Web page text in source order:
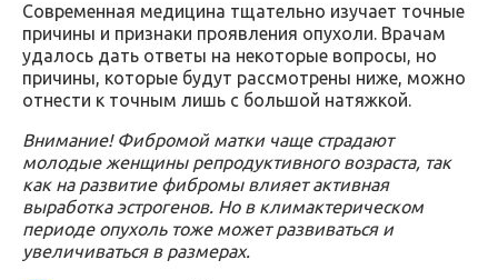
Современная медицина тщательно изучает точные
причины и признаки проявления опухоли. Врачам
удалось дать ответы на некоторые вопросы, но
причины, которые будут рассмотрены ниже, можно
отнести к точным лишь с большой натяжкой.
Внимание! Фибромой матки чаще страдают
молодые женщины репродуктивного возраста, так
как на развитие фибромы влияет активная
выработка эстрогенов. Но в климактерическом
периоде опухоль тоже может развиваться и
увеличиваться в размерах.